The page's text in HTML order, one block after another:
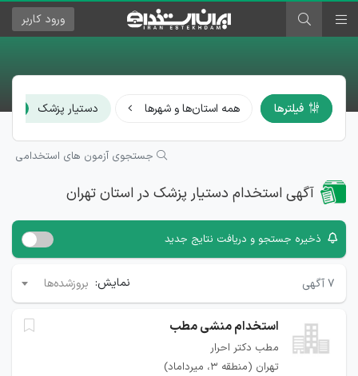
ورود کاربر
فیلترها همه استان‌ها و شهرها دستیار پزشک
جستجوی آزمون های استخدامی
آگهی استخدام دستیار پزشک در استان تهران
ذخیره جستجو و دریافت نتایج جدید
۷آگهی نمایش: بروزشده‌ها
استخدام منشی مطب
مطب دکتر احرار
تهران (منطقه ۳، میرداماد)